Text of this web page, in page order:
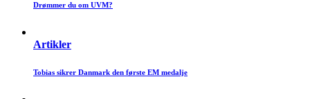
Drømmer du om UVM?
Artikler
Tobias sikrer Danmark den første EM medalje